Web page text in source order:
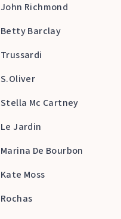
John Richmond
Betty Barclay
Trussardi
S.Oliver
Stella Mc Cartney
Le Jardin
Marina De Bourbon
Kate Moss
Rochas